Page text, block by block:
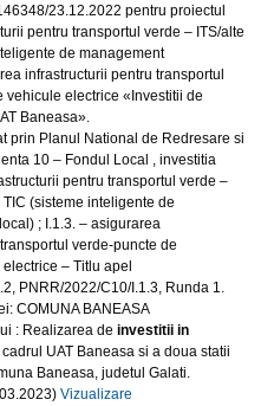
23.12.2022 pentru proiectul
pentru transportul verde – ITS/alte
de management
infrastructurii pentru transportul
electrice «Investitii de
Baneasa».
prin Planul National de Redresare si
10 – Fondul Local , investitia
pentru transportul verde –
TIC (sisteme inteligente de
; I.1.3. – asigurarea
verde-puncte de
– Titlu apel
PNRR/2022/C10/I.1.3, Runda 1.
COMUNA BANEASA
: Realizarea de investitii in
UAT Baneasa si a doua statii
Baneasa, judetul Galati.
Vizualizare